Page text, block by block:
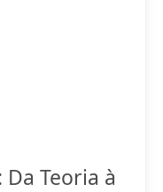
Teoria à